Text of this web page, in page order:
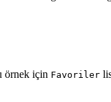
örnek için Favoriler